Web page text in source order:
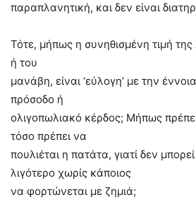
παραπλανητική, και δεν είναι
Τότε, μήπως η συνηθισμένη τιμή
ή του
μανάβη, είναι ‘εύλογη’ με την
πρόσοδο ή
ολιγοπωλιακό κέρδος; Μήπως
τόσο πρέπει να
πουλιέται η πατάτα, γιατί δεν
λιγότερο χωρίς κάποιος
να φορτώνεται με ζημιά;